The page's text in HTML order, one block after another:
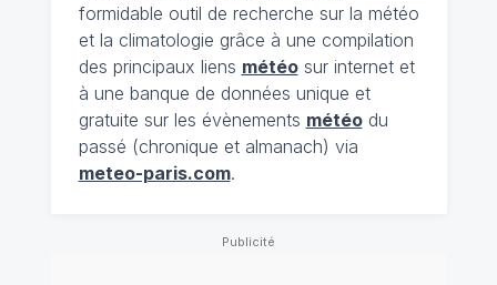
formidable outil de recherche sur la météo
et la climatologie grâce à une compilation
des principaux liens météosur internet et
à une banque de données unique et
gratuite sur les évènements météodu
passé (chronique et almanach) via
meteo-paris.com.